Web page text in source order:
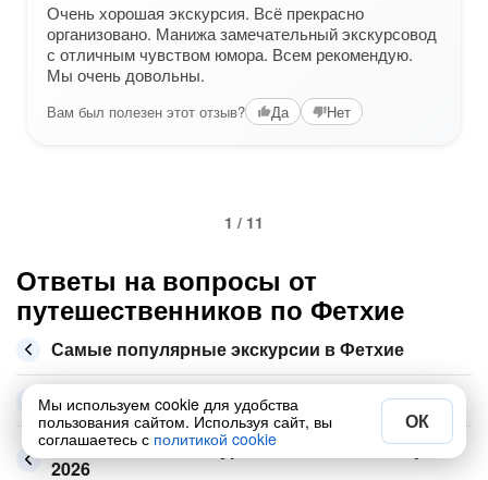
Очень хорошая экскурсия. Всё прекрасно
организовано. Манижа замечательный экскурсовод
с отличным чувством юмора. Всем рекомендую.
Мы очень довольны.
Вам был полезен этот отзыв? Да Нет
1 / 11
Ответы на вопросы от
путешественников по Фетхие
Самые популярные экскурсии в Фетхие
Что посмотреть в Фетхие
Сколько стоит экскурсия по Фетхие в августе
2026
Мы используем cookie для удобства
пользования сайтом. Используя сайт, вы
соглашаетесь с политикой cookie
ОК